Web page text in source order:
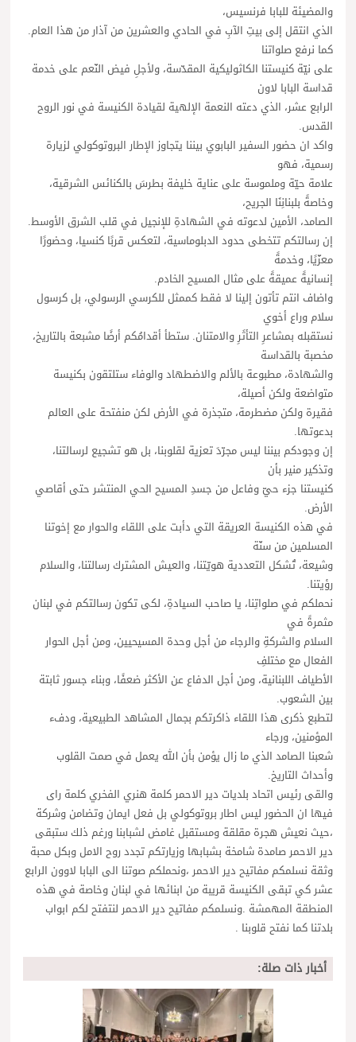
والمضيئة للبابا فرنسيس،
الذي انتقل إلى بيتِ الآبِ في الحادي والعشرين من آذار من هذا العام.
كما نرفع صلواتنا
على نيّة كنيستنا الكاثوليكية المقدّسة، ولأجلِ فيض النّعم على خدمة
قداسة البابا لاون
الرابع عشر، الذي دعته النعمة الإلهية لقيادة الكنيسة في نور الروح
القدس.
واكد ان حضور السفير البابوي بيننا يتجاوز الإطار البروتوكولي لزيارة
رسمية، فهو
علامة حيّة وملموسة على عناية خليفة بطرسَ بالكنائس الشرقية،
وخاصةً بلبنانِنَا الجريح،
الصامد، الأمين لدعوته في الشهادةِ للإنجيل في قلب الشرق الأوسط.
إن رسالتكم تتخطى حدود الدبلوماسية، لتعكس قربًا كنسيا، وحضورًا
معزّيًا، وخدمةً
إنسانيةً عميقةً على مثال المسيح الخادم.
واضاف انتم تأتون إلينا لا فقط كممثل للكرسي الرسولي، بل كرسول
سلام وراع أخوي
نستقبله بمشاعرِ التأثَرِ والامتنان. ستطأ أقدامُكم أرضًا مشبعة بالتاريخ،
مخصبة بالقداسة
والشهادة، مطبوعة بالألم والاضطهاد والوفاء ستلتقون بكنيسة
متواضعة ولكن أصيلة،
فقيرة ولكن مضطرمة، متجذرة في الأرض لكن منفتحة على العالم
بدعوتها.
إن وجودكم بيننا ليس مجرّدَ تعزية لقلوبنا، بل هو تشجيع لرسالتنا،
وتذكير منير بأن
كنيستنا جزء حيّ وفاعل من جسدِ المسيح الحي المنتشر حتى أقاصي
الأرض.
في هذه الكنيسة العريقة التي دأبت على اللقاء والحوار مع إخوتنا
المسلمين من سنّة
وشيعة، تُشكل التعددية هويّتنا، والعيش المشترك رسالتنا، والسلام
رؤيتنا.
نحملكم في صلواتِنا، يا صاحب السيادةِ، لكى تكون رسالتكم في لبنان
مثمرةً في
السلام والشركةِ والرجاء من أجل وحدة المسيحيين، ومن أجل الحوار
الفعال مع مختلفِ
الأطياف اللبنانية، ومن أجل الدفاع عن الأكثر ضعفًا، وبناء جسور ثابتة
بين الشعوب.
لتطبع ذكرى هذا اللقاء ذاكرتكم بجمال المشاهد الطبيعية، ودفء
المؤمنين، ورجاء
شعبنا الصامد الذي ما زال يؤمن بأن الله يعمل في صمت القلوب
وأحداث التاريخ.
والقى رئيس اتحاد بلديات دير الاحمر كلمة هنري الفخري كلمة راى
فيها ان الحضور ليس اطار بروتوكولي بل فعل ايمان وتضامن وشركة
،حيث نعيش هجرة مقلقة ومستقبل غامض لشبابنا ورغم ذلك ستبقى
دير الاحمر صامدة شامخة بشبابها وزيارتكم تجدد روح الامل وبكل محبة
وثقة نسلمكم مفاتيح دير الاحمر ،ونحملكم صوتنا الى البابا لاوون الرابع
عشر كي تبقى الكنيسة قريبة من ابنائها في لبنان وخاصة في هذه
المنطقة المهمشة .ونسلمكم مفاتيح دير الاحمر لنتفتح لكم ابواب
بلدتنا كما نفتح قلوبنا .
أخبار ذات صلة: